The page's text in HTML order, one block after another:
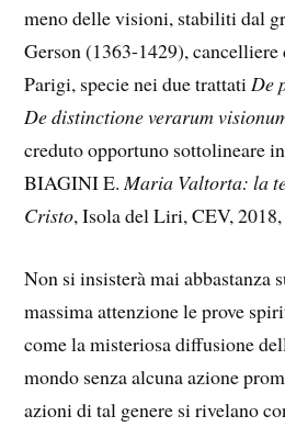
meno delle visioni, stabiliti dal
Gerson (1363-1429),
Parigi, specie nei due trattatiDe
De distinctione verarum
creduto opportuno sottolineare
BIAGINI E.Maria Valtorta: la
Cristo, Isola del Liri, CEV, 2018,
Non si insisterà mai abbastanza
massima attenzione le prove
come la misteriosa diffusione
mondo senza alcuna azione
azioni di tal genere si rivelano